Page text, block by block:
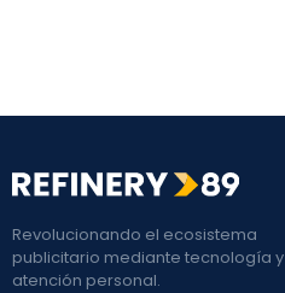
Revolucionando el ecosistema
publicitario mediante tecnología y
atención personal.